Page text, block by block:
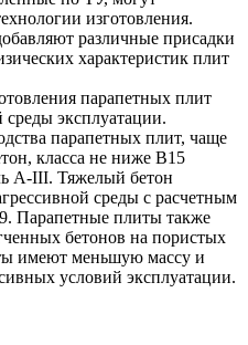
изготовления.
различные присадки
характеристик плит
парапетных плит
среды эксплуатации.
парапетных плит, чаще
класса не ниже В15
А-III. Тяжелый бетон
среды с расчетным
Парапетные плиты также
бетонов на пористых
имеют меньшую массу и
условий эксплуатации.